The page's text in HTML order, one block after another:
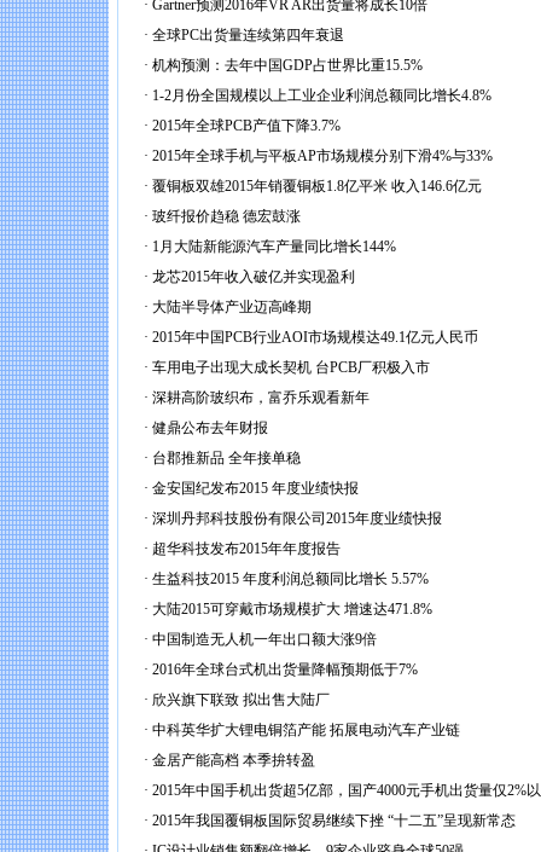
· Gartner预测2016年VR AR出货量将成长10倍
· 全球PC出货量连续第四年衰退
· 机构预测：去年中国GDP占世界比重15.5%
· 1-2月份全国规模以上工业企业利润总额同比增长4.8%
· 2015年全球PCB产值下降3.7%
· 2015年全球手机与平板AP市场规模分别下滑4%与33%
· 覆铜板双雄2015年销覆铜板1.8亿平米 收入146.6亿元
· 玻纤报价趋稳 德宏鼓涨
· 1月大陆新能源汽车产量同比增长144%
· 龙芯2015年收入破亿并实现盈利
· 大陆半导体产业迈高峰期
· 2015年中国PCB行业AOI市场规模达49.1亿元人民币
· 车用电子出现大成长契机 台PCB厂积极入市
· 深耕高阶玻织布，富乔乐观看新年
· 健鼎公布去年财报
· 台郡推新品 全年接单稳
· 金安国纪发布2015 年度业绩快报
· 深圳丹邦科技股份有限公司2015年度业绩快报
· 超华科技发布2015年年度报告
· 生益科技2015 年度利润总额同比增长 5.57%
· 大陆2015可穿戴市场规模扩大 增速达471.8%
· 中国制造无人机一年出口额大涨9倍
· 2016年全球台式机出货量降幅预期低于7%
· 欣兴旗下联致 拟出售大陆厂
· 中科英华扩大锂电铜箔产能 拓展电动汽车产业链
· 金居产能高档 本季拚转盈
· 2015年中国手机出货超5亿部，国产4000元手机出货量仅2%
· 2015年我国覆铜板国际贸易继续下挫 “十二五”呈现新常态